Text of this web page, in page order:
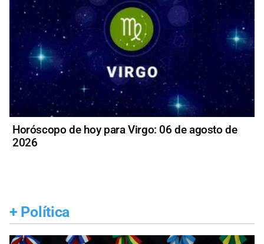
Horóscopo de hoy para Virgo: 06 de agosto de
2026
+ Política